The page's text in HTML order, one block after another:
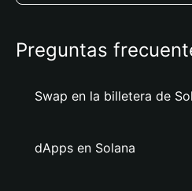
Preguntas
Swap en la billetera de
dApps en Solana